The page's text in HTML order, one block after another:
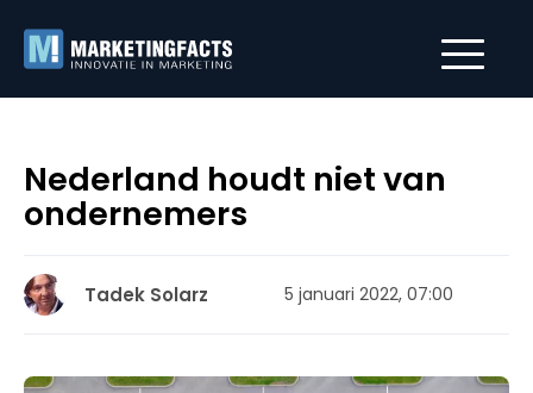
Nederland houdt niet van
ondernemers
Tadek Solarz 5 januari 2022, 07:00